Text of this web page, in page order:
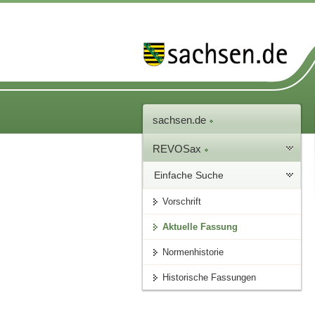
sachsen.de
REVOSax
Einfache Suche
Vorschrift
Aktuelle Fassung
Normenhistorie
Historische Fassungen